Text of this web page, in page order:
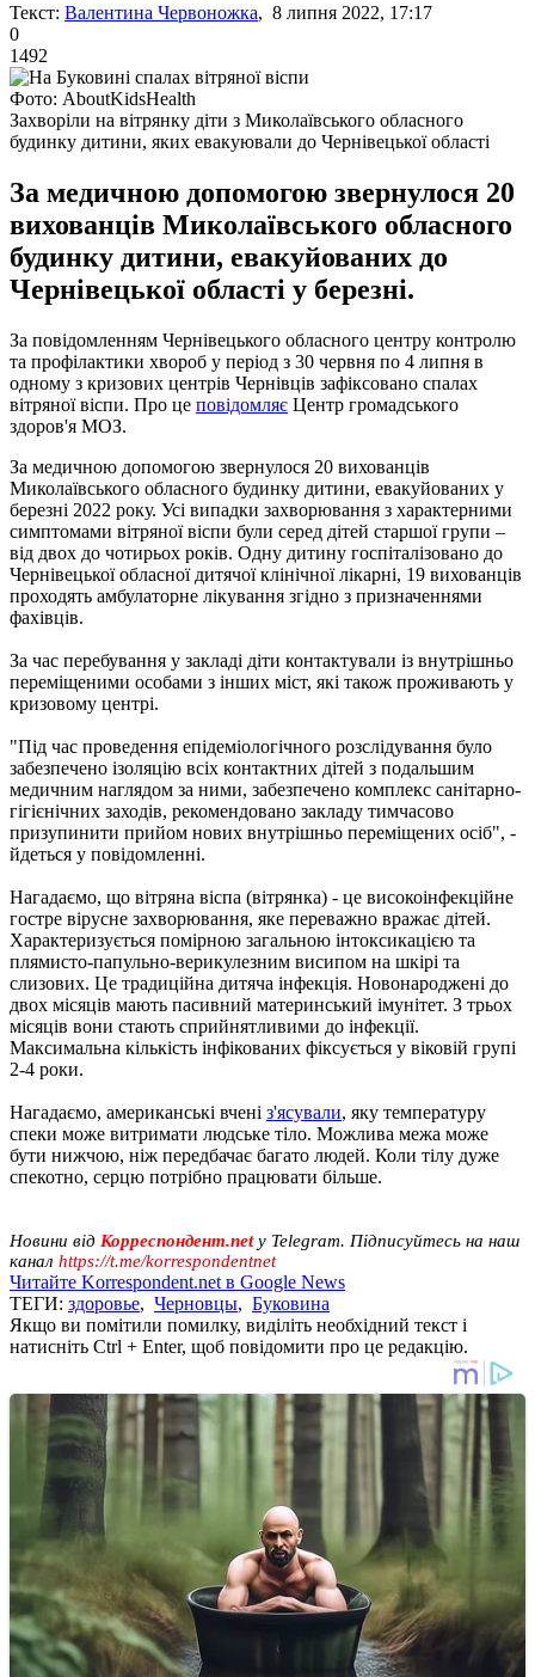
Текст: Валентина Червоножка, 8 липня 2022, 17:17
0
1492
Фото: AboutKidsHealth
Захворіли на вітрянку діти з Миколаївського обласного
будинку дитини, яких евакуювали до Чернівецької області
За медичною допомогою звернулося 20
вихованців Миколаївського обласного
будинку дитини, евакуйованих до
Чернівецької області у березні.
За повідомленням Чернівецького обласного центру контролю
та профілактики хвороб у період з 30 червня по 4 липня в
одному з кризових центрів Чернівців зафіксовано спалах
вітряної віспи. Про це повідомляє Центр громадського
здоров'я МОЗ.
За медичною допомогою звернулося 20 вихованців
Миколаївського обласного будинку дитини, евакуйованих у
березні 2022 року. Усі випадки захворювання з характерними
симптомами вітряної віспи були серед дітей старшої групи –
від двох до чотирьох років. Одну дитину госпіталізовано до
Чернівецької обласної дитячої клінічної лікарні, 19 вихованців
проходять амбулаторне лікування згідно з призначеннями
фахівців.
За час перебування у закладі діти контактували із внутрішньо
переміщеними особами з інших міст, які також проживають у
кризовому центрі.
"Під час проведення епідеміологічного розслідування було
забезпечено ізоляцію всіх контактних дітей з подальшим
медичним наглядом за ними, забезпечено комплекс санітарно-
гігієнічних заходів, рекомендовано закладу тимчасово
призупинити прийом нових внутрішньо переміщених осіб", -
йдеться у повідомленні.
Нагадаємо, що вітряна віспа (вітрянка) - це високоінфекційне
гостре вірусне захворювання, яке переважно вражає дітей.
Характеризується помірною загальною інтоксикацією та
плямисто-папульно-верикулезним висипом на шкірі та
слизових. Це традиційна дитяча інфекція. Новонароджені до
двох місяців мають пасивний материнський імунітет. З трьох
місяців вони стають сприйнятливими до інфекції.
Максимальна кількість інфікованих фіксується у віковій групі
2-4 роки.
Нагадаємо, американські вчені з'ясували, яку температуру
спеки може витримати людське тіло. Можлива межа може
бути нижчою, ніж передбачає багато людей. Коли тілу дуже
спекотно, серцю потрібно працювати більше.
Новини від Корреспондент.netу Telegram. Підписуйтесь на наш
канал https://t.me/korrespondentnet
Читайте Korrespondent.net в Google News
ТЕГИ: здоровье, Черновцы, Буковина
Якщо ви помітили помилку, виділіть необхідний текст і
натисніть Ctrl + Enter, щоб повідомити про це редакцію.